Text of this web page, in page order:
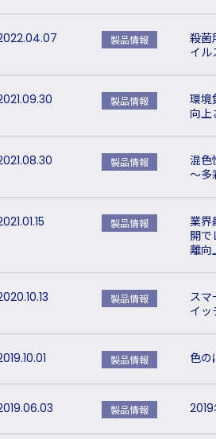
製品情報
殺菌
イ
製品情報
環境
向上
製品情報
混色
～多
製品情報
業界
開で
離向
製品情報
スマ
イッ
製品情報 色の
製品情報